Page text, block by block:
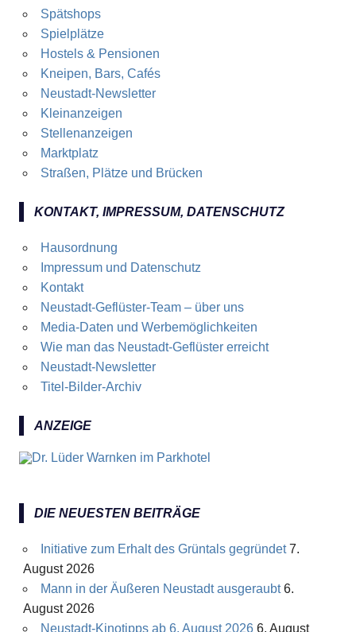
Spätshops
Spielplätze
Hostels & Pensionen
Kneipen, Bars, Cafés
Neustadt-Newsletter
Kleinanzeigen
Stellenanzeigen
Marktplatz
Straßen, Plätze und Brücken
KONTAKT, IMPRESSUM, DATENSCHUTZ
Hausordnung
Impressum und Datenschutz
Kontakt
Neustadt-Geflüster-Team – über uns
Media-Daten und Werbemöglichkeiten
Wie man das Neustadt-Geflüster erreicht
Neustadt-Newsletter
Titel-Bilder-Archiv
ANZEIGE
DIE NEUESTEN BEITRÄGE
Initiative zum Erhalt des Grüntals gegründet 7.
August 2026
Mann in der Äußeren Neustadt ausgeraubt 6.
August 2026
Neustadt-Kinotipps ab 6. August 2026 6. August